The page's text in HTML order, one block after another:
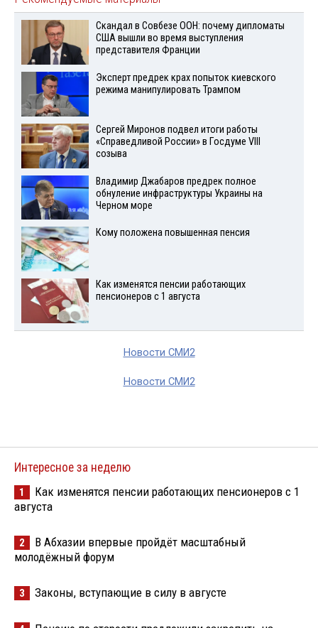
Скандал в Совбезе ООН: почему дипломаты
США вышли во время выступления
представителя Франции
Эксперт предрек крах попыток киевского
режима манипулировать Трампом
Сергей Миронов подвел итоги работы
«Справедливой России» в Госдуме VIII
созыва
Владимир Джабаров предрек полное
обнуление инфраструктуры Украины на
Черном море
Кому положена повышенная пенсия
Как изменятся пенсии работающих
пенсионеров с 1 августа
Новости СМИ2
Новости СМИ2
Интересное за неделю
1
Как изменятся пенсии работающих пенсионеров с 1
августа
2
В Абхазии впервые пройдёт масштабный
молодёжный форум
3 Законы, вступающие в силу в августе